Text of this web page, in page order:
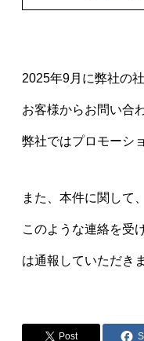
2025年9月に弊社の
お客様からお問い合
弊社ではプロモーシ
また、本件に関して
このような連絡を受
は通報していただき
Post